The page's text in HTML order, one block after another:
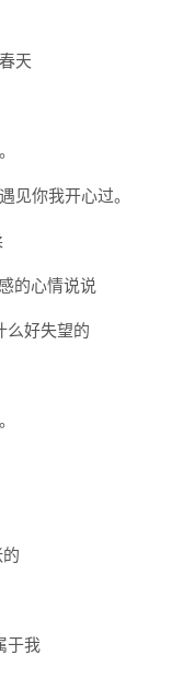
天
见你我开心过。
么好失望的
于我